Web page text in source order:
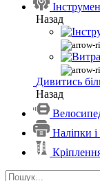
Назад
Дивитись
Назад
Наліпки